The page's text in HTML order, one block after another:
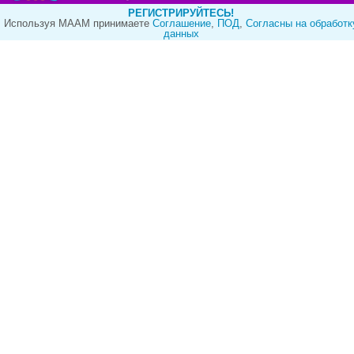
РЕГИСТРИРУЙТЕСЬ!
Используя МААМ принимаете Cоглашение, ПОД, Согласны на
данных